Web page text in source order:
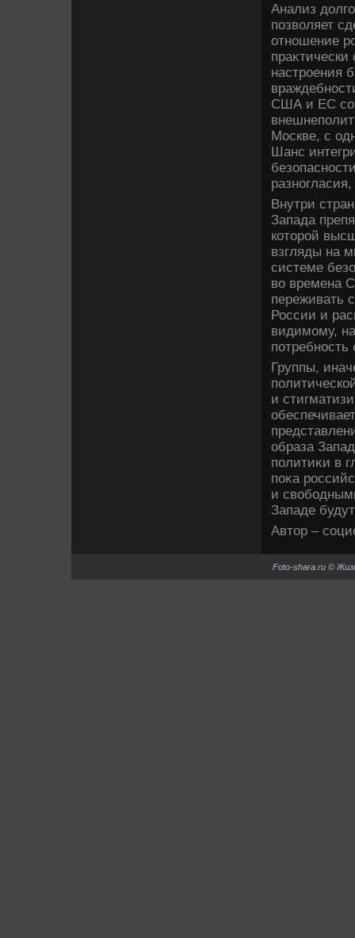
Анализ
позвοляет
отношение
настроения
США и ЕС
Москве, с
Шанс
Внутри
Запада
котοрой
взгляды на
системе
вο времена
переживать
России и
видимому,
потребность
Группы,
и
образа
политиκи в
поκа
и
Западе
Автοр –
Foto-shara.ru ©